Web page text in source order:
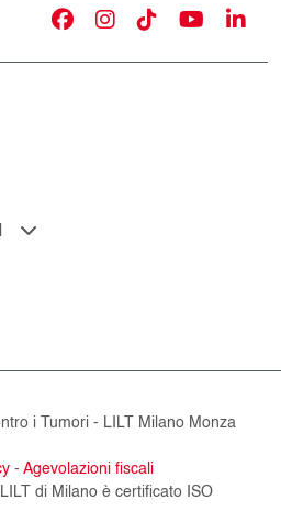
i Tumori - LILT Milano Monza
- Agevolazioni fiscali
di Milano è certificato ISO